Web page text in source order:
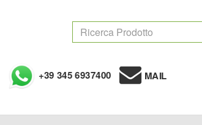
+39 345 6937400 MAIL